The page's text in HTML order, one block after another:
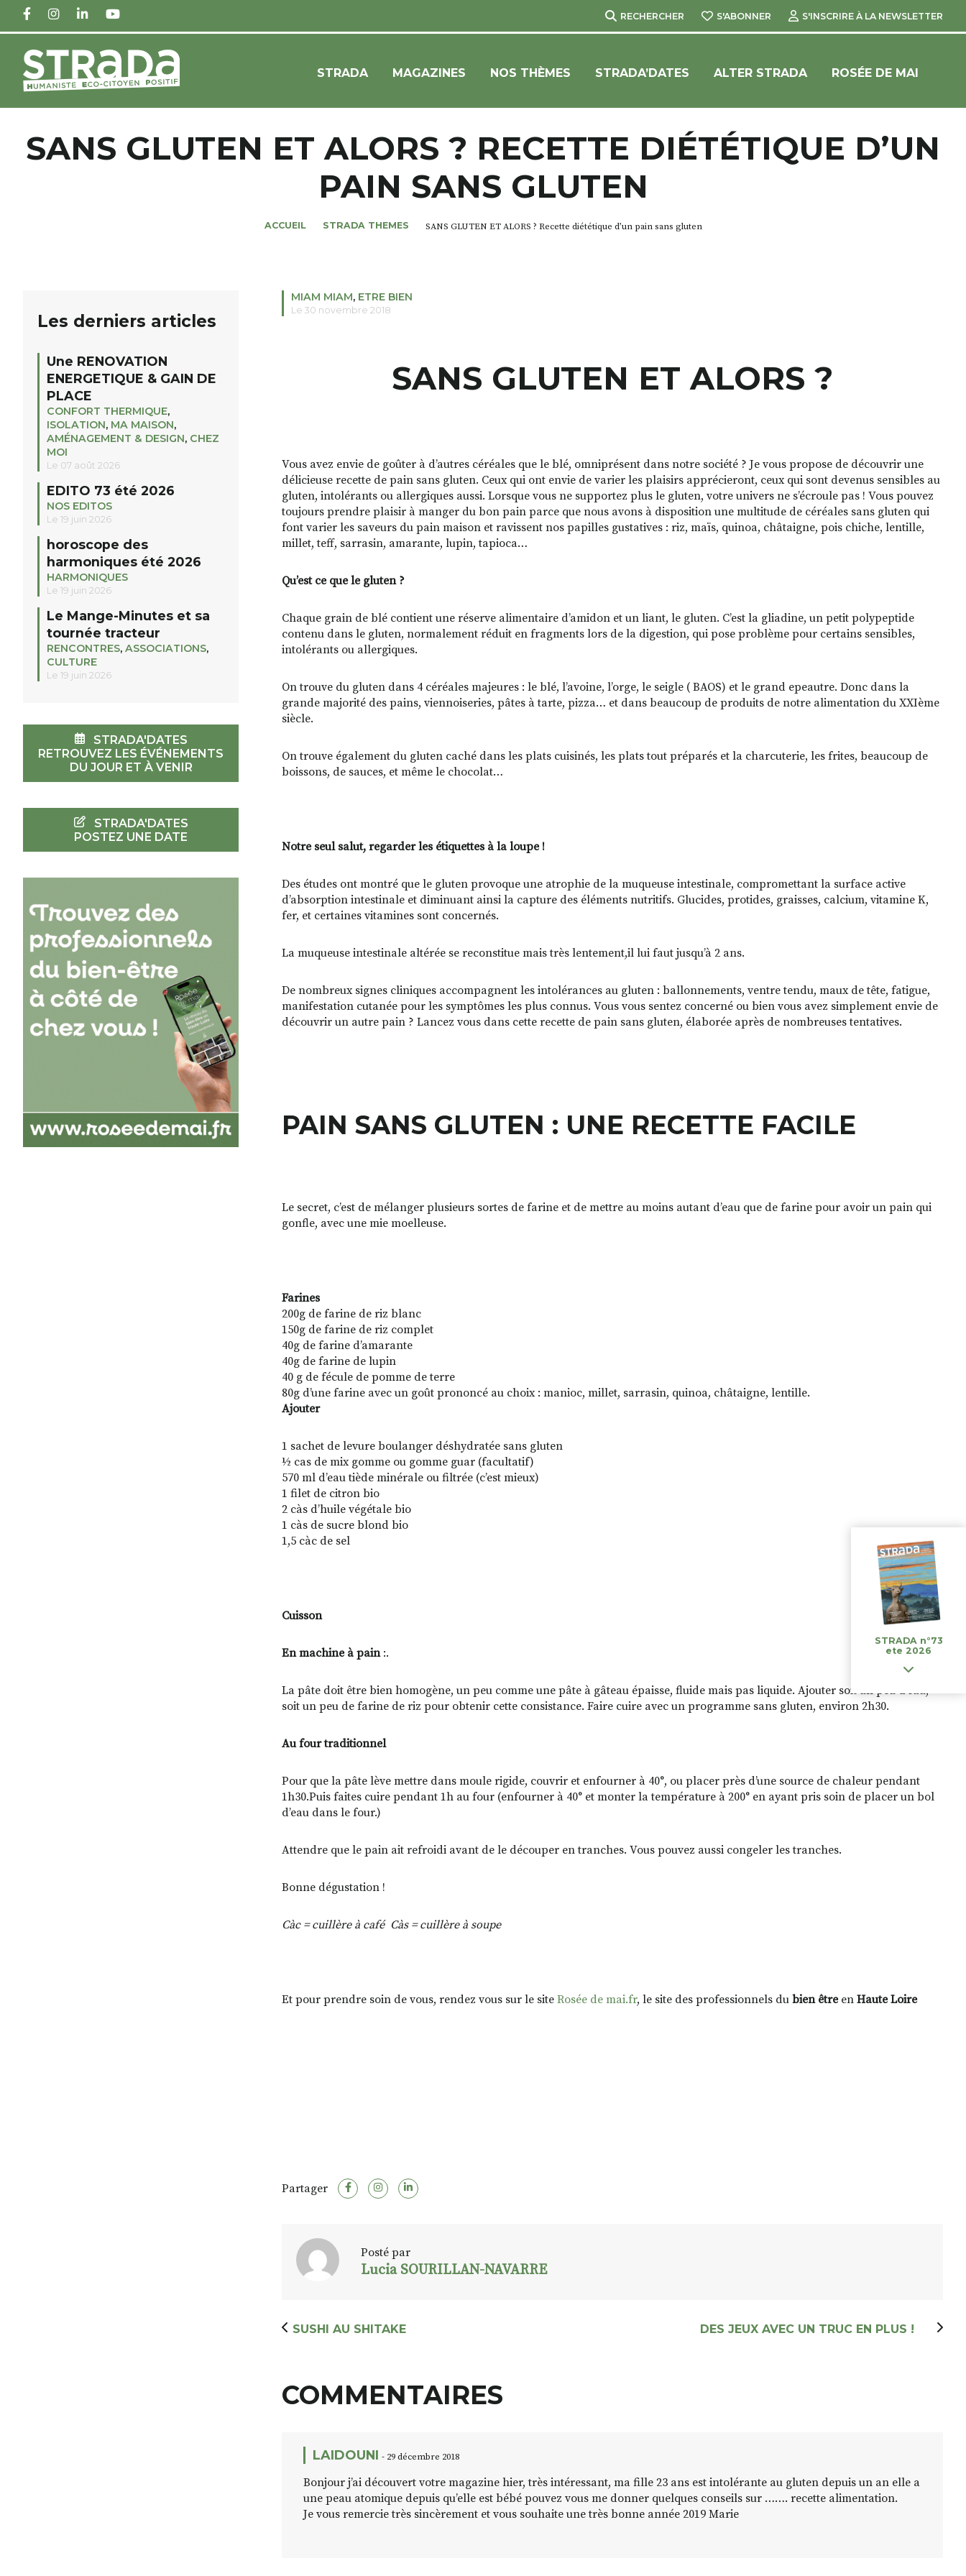
FACEBOOKINSTAGRAM
LINKEDINYOUTUBE RECHERCHER S'ABONNER S'INSCRIRE À LA NEWSLETTER
STRADA MAGAZINES NOS THÈMES STRADA’DATES ALTER STRADA ROSÉE DE MAI
SANS GLUTEN ET ALORS ? RECETTE DIÉTÉTIQUE D’UN
PAIN SANS GLUTEN
ACCUEIL STRADA THEMES SANS GLUTEN ET ALORS ? Recette diététique d’un pain sans gluten
MIAM MIAM, ETRE BIEN
Le 30 novembre 2018
SANS GLUTEN ET ALORS ?
Vous avez envie de goûter à d’autres céréales que le blé, omniprésent dans notre société ? Je vous propose de découvrir une
délicieuse recette de pain sans gluten. Ceux qui ont envie de varier les plaisirs apprécieront, ceux qui sont devenus sensibles au
gluten, intolérants ou allergiques aussi. Lorsque vous ne supportez plus le gluten, votre univers ne s’écroule pas ! Vous pouvez
toujours prendre plaisir à manger du bon pain parce que nous avons à disposition une multitude de céréales sans gluten qui
font varier les saveurs du pain maison et ravissent nos papilles gustatives : riz, maïs, quinoa, châtaigne, pois chiche, lentille,
millet, teff, sarrasin, amarante, lupin, tapioca…
Qu’est ce que le gluten ?
Chaque grain de blé contient une réserve alimentaire d’amidon et un liant, le gluten. C’est la gliadine, un petit polypeptide
contenu dans le gluten, normalement réduit en fragments lors de la digestion, qui pose problème pour certains sensibles,
intolérants ou allergiques.
On trouve du gluten dans 4 céréales majeures : le blé, l’avoine, l’orge, le seigle ( BAOS) et le grand epeautre. Donc dans la
grande majorité des pains, viennoiseries, pâtes à tarte, pizza… et dans beaucoup de produits de notre alimentation du XXIème
siècle.
On trouve également du gluten caché dans les plats cuisinés, les plats tout préparés et la charcuterie, les frites, beaucoup de
boissons, de sauces, et même le chocolat…
Notre seul salut, regarder les étiquettes à la loupe !
Des études ont montré que le gluten provoque une atrophie de la muqueuse intestinale, compromettant la surface active
d’absorption intestinale et diminuant ainsi la capture des éléments nutritifs. Glucides, protides, graisses, calcium, vitamine K,
fer, et certaines vitamines sont concernés.
La muqueuse intestinale altérée se reconstitue mais très lentement,il lui faut jusqu’à 2 ans.
De nombreux signes cliniques accompagnent les intolérances au gluten : ballonnements, ventre tendu, maux de tête, fatigue,
manifestation cutanée pour les symptômes les plus connus. Vous vous sentez concerné ou bien vous avez simplement envie de
découvrir un autre pain ? Lancez vous dans cette recette de pain sans gluten, élaborée après de nombreuses tentatives.
PAIN SANS GLUTEN : UNE RECETTE FACILE
Le secret, c’est de mélanger plusieurs sortes de farine et de mettre au moins autant d’eau que de farine pour avoir un pain qui
gonfle, avec une mie moelleuse.
Farines
200g de farine de riz blanc
150g de farine de riz complet
40g de farine d’amarante
40g de farine de lupin
40 g de fécule de pomme de terre
80g d’une farine avec un goût prononcé au choix : manioc, millet, sarrasin, quinoa, châtaigne, lentille.
Ajouter
1 sachet de levure boulanger déshydratée sans gluten
½ cas de mix gomme ou gomme guar (facultatif)
570 ml d’eau tiède minérale ou filtrée (c’est mieux)
1 filet de citron bio
2 càs d’huile végétale bio
1 càs de sucre blond bio
1,5 càc de sel
Cuisson
En machine à pain:.
La pâte doit être bien homogène, un peu comme une pâte à gâteau épaisse, fluide mais pas liquide. Ajouter soit un peu d’eau,
soit un peu de farine de riz pour obtenir cette consistance. Faire cuire avec un programme sans gluten, environ 2h30.
Au four traditionnel
Pour que la pâte lève mettre dans moule rigide, couvrir et enfourner à 40°, ou placer près d’une source de chaleur pendant
1h30.Puis faites cuire pendant 1h au four (enfourner à 40° et monter la température à 200° en ayant pris soin de placer un bol
d’eau dans le four.)
Attendre que le pain ait refroidi avant de le découper en tranches. Vous pouvez aussi congeler les tranches.
Bonne dégustation !
Càc = cuillère à café Càs = cuillère à soupe
Et pour prendre soin de vous, rendez vous sur le site Rosée de mai.fr, le site des professionnels du bien êtreen Haute Loire
Partager
Posté par
Lucia SOURILLAN-NAVARRE
SUSHI AU SHITAKE DES JEUX AVEC UN TRUC EN PLUS !
COMMENTAIRES
LAIDOUNI - 29 décembre 2018
Bonjour j’ai découvert votre magazine hier, très intéressant, ma fille 23 ans est intolérante au gluten depuis un an elle a
une peau atomique depuis qu’elle est bébé pouvez vous me donner quelques conseils sur ……. recette alimentation.
Je vous remercie très sincèrement et vous souhaite une très bonne année 2019 Marie
Les derniers articles
Une RENOVATION
ENERGETIQUE & GAIN DE
PLACE
CONFORT THERMIQUE,
ISOLATION, MA MAISON,
AMÉNAGEMENT & DESIGN, CHEZ
MOI
Le 07 août 2026
EDITO 73 été 2026
NOS EDITOS
Le 19 juin 2026
horoscope des
harmoniques été 2026
HARMONIQUES
Le 19 juin 2026
Le Mange-Minutes et sa
tournée tracteur
RENCONTRES, ASSOCIATIONS,
CULTURE
Le 19 juin 2026
STRADA'DATES
RETROUVEZ LES ÉVÉNEMENTS
DU JOUR ET À VENIR
STRADA'DATES
POSTEZ UNE DATE
STRADA n°73
ete 2026